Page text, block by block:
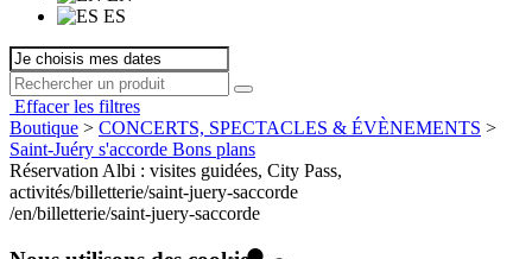
ES
Effacer les filtres
Boutique > CONCERTS, SPECTACLES & ÉVÈNEMENTS >
Saint-Juéry s'accorde Bons plans
Réservation Albi : visites guidées, City Pass,
activités/billetterie/saint-juery-saccorde
/en/billetterie/saint-juery-saccorde